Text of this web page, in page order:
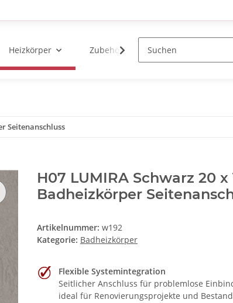
Heizkörper Zubehör
Seitenanschluss
H07 LUMIRA Schwarz 20 x
Badheizkörper
Artikelnummer: w192
Kategorie: Badheizkörper
Flexible Systemintegration
Seitlicher Anschluss für problemlose
ideal für Renovierungsprojekte und